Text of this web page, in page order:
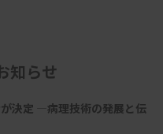
知らせ
決定 ―病理技術の発展と伝